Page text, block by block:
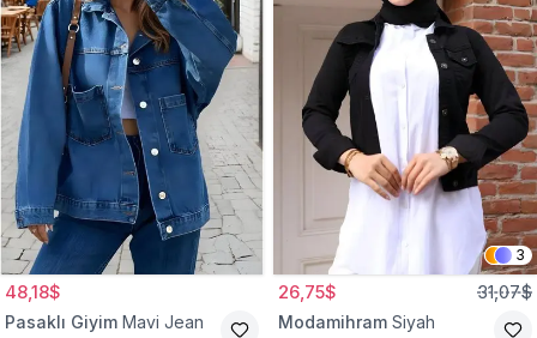
48,18$
Pasaklı Giyim Mavi Jean
3
26,75$ 31,07$
Modamihram Siyah